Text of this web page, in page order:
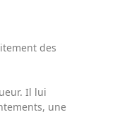
des
Il lui
une